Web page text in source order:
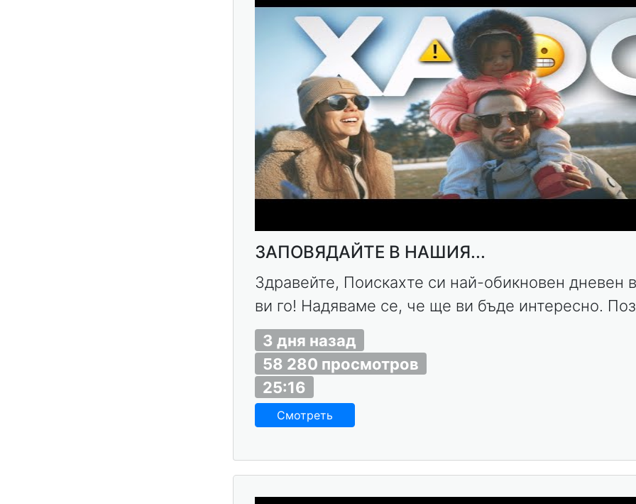
ЗАПОВЯДАЙТЕ В НАШИЯ...
Здравейте, Поискахте си най-обикновен дневен
ви го! Надяваме се, че ще ви бъде интересно.
3 дня назад
58 280 просмотров
25:16
Смотреть